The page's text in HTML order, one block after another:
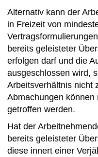
Alternativ kann der
in Freizeit von
bereits geleisteter
erfolgen darf und die
ausgeschlossen wird,
Arbeitsverhältnis nicht
Abmachungen
getroffen werden.
Hat der
bereits geleisteter
diese innert einer